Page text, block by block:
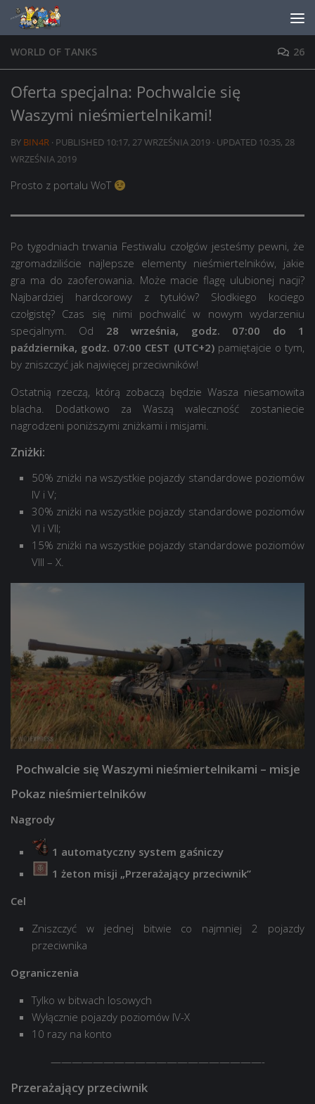
Skip to content
WORLD OF TANKS 26
Oferta specjalna: Pochwalcie się
Waszymi nieśmiertelnikami!
BY BIN4R · PUBLISHED 10:17, 27 WRZEŚNIA 2019 · UPDATED 10:35, 28
WRZEŚNIA 2019
Prosto z portalu WoT
Po tygodniach trwania Festiwalu czołgów jesteśmy pewni, że
zgromadziliście najlepsze elementy nieśmiertelników, jakie
gra ma do zaoferowania. Może macie flagę ulubionej nacji?
Najbardziej hardcorowy z tytułów? Słodkiego kociego
czołgistę? Czas się nimi pochwalić w nowym wydarzeniu
specjalnym. Od 28 września, godz. 07:00 do 1
października, godz. 07:00 CEST (UTC+2)pamiętajcie o tym,
by zniszczyć jak najwięcej przeciwników!
Ostatnią rzeczą, którą zobaczą będzie Wasza niesamowita
blacha. Dodatkowo za Waszą waleczność zostaniecie
nagrodzeni poniższymi zniżkami i misjami.
Zniżki:
50% zniżki na wszystkie pojazdy standardowe poziomów
IV i V;
30% zniżki na wszystkie pojazdy standardowe poziomów
VI i VII;
15% zniżki na wszystkie pojazdy standardowe poziomów
VIII – X.
Pochwalcie się Waszymi nieśmiertelnikami – misje
Pokaz nieśmiertelników
Nagrody
1 automatyczny system gaśniczy
1 żeton misji „Przerażający przeciwnik”
Cel
Zniszczyć w jednej bitwie co najmniej 2 pojazdy
przeciwnika
Ograniczenia
Tylko w bitwach losowych
Wyłącznie pojazdy poziomów IV-X
10 razy na konto
————————————————————-
Przerażający przeciwnik